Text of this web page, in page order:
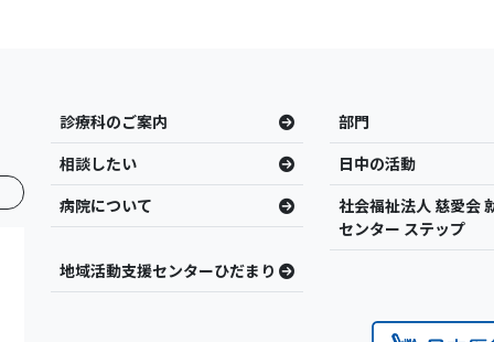
診療科のご案内
部門
相談したい
日中の活動
病院について
社会福祉法人 慈愛会
センター ステップ
地域活動支援センターひだまり